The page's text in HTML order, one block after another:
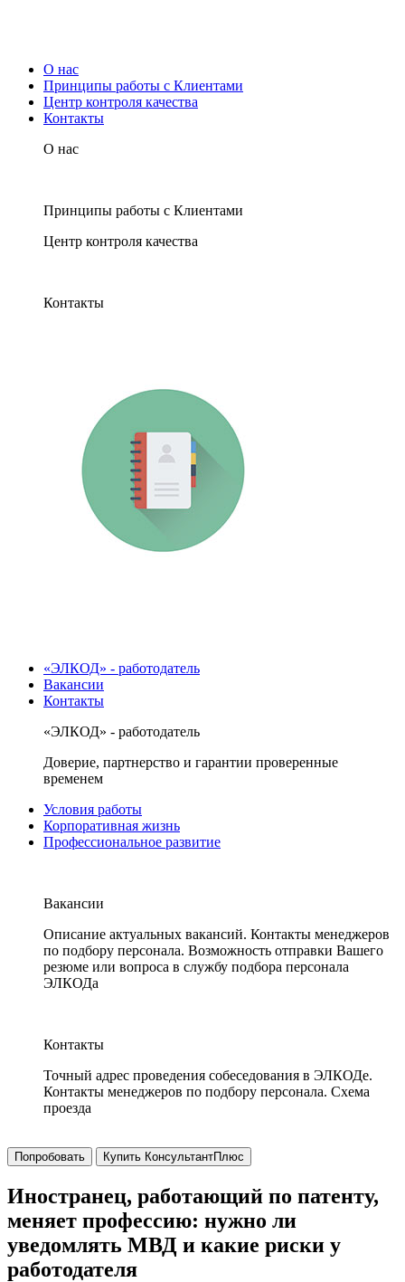
О нас
Принципы работы с Клиентами
Центр контроля качества
Контакты
О нас
Принципы работы с Клиентами
Центр контроля качества
Контакты
«ЭЛКОД» - работодатель
Вакансии
Контакты
«ЭЛКОД» - работодатель
Доверие, партнерство и гарантии проверенные
временем
Условия работы
Корпоративная жизнь
Профессиональное развитие
Вакансии
Описание актуальных вакансий. Контакты менеджеров
по подбору персонала. Возможность отправки Вашего
резюме или вопроса в службу подбора персонала
ЭЛКОДа
Контакты
Точный адрес проведения собеседования в ЭЛКОДе.
Контакты менеджеров по подбору персонала. Схема
проезда
Попробовать Купить КонсультантПлюс
Иностранец, работающий по патенту,
меняет профессию: нужно ли
уведомлять МВД и какие риски у
работодателя